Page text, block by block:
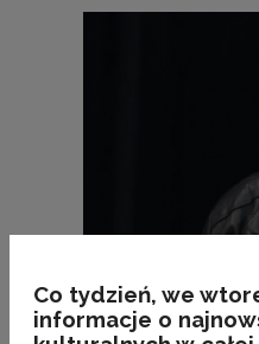
Projekty kulturalne
Co tydzień, we
informacje o